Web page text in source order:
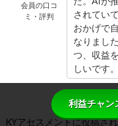
会員の口コ
ミ・評判
されてい
おかげで
なりまし
つ、収益
しいです。
KYアセスメントに投稿さ
利益チャン